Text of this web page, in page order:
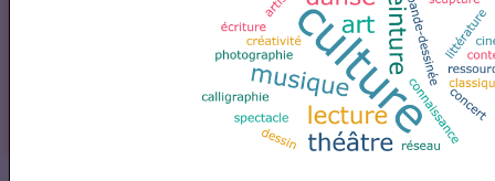
<a href="http://www.artquid.com" title="ArtQuid, The Art World
Marketplace."><img style="border:1px solid #eee;"
src="https://artquid-
static.imgix.net/img/logo/150/artquid_logo_150.png"
alt="ArtQuid" /></a>